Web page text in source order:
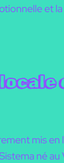
et
mis
né